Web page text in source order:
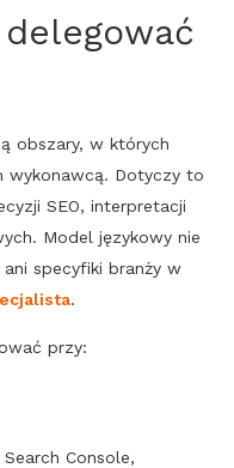
obszary, w których
wykonawcą. Dotyczy to
SEO, interpretacji
Model językowy nie
specyfiki branży w
.
przy:
Search Console,